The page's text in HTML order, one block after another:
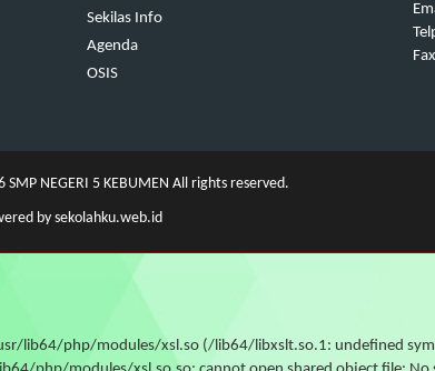
Sekilas Info
Agenda
OSIS
SMP NEGERI 5 KEBUMEN All rights reserved.
by sekolahku.web.id
lib64/php/modules/xsl.so (/lib64/libxslt.so.1: undefined